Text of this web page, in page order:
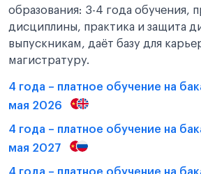
образования: 3-4 года обучения,
дисциплины, практика и защита
выпускникам, даёт базу для
магистратуру.
4 года – платное обучение на
мая 2026
4 года – платное обучение на
мая 2027
4 года – платное обучение на